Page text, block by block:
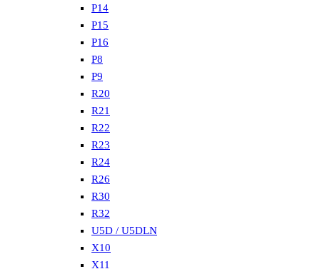
P14
P15
P16
P8
P9
R20
R21
R22
R23
R24
R26
R30
R32
U5D / U5DLN
X10
X11